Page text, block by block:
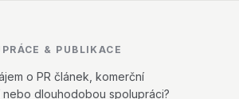
& PUBLIKACE
o PR článek, komerční
nebo dlouhodobou spolupráci?